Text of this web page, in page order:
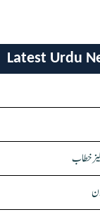
Latest Urdu
خطاب